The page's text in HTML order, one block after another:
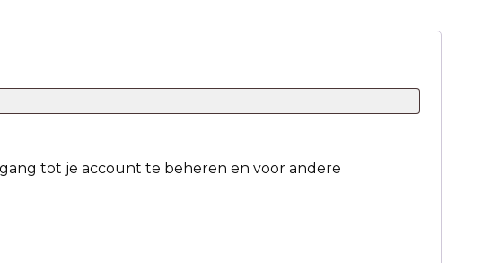
tot je account te beheren en voor andere